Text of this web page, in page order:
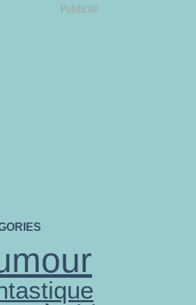
Publicité